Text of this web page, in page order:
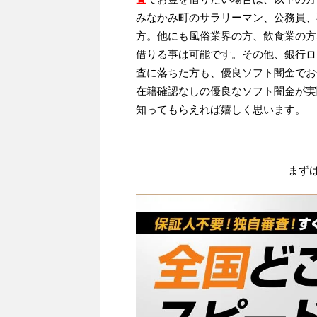
みなかみ町のサラリーマン、公務員
方。他にも風俗業界の方、飲食業の
借りる事は可能です。その他、銀行
査に落ちた方も、優良ソフト闇金で
在籍確認なしの優良なソフト闇金が
知ってもらえれば嬉しく思います。
まず